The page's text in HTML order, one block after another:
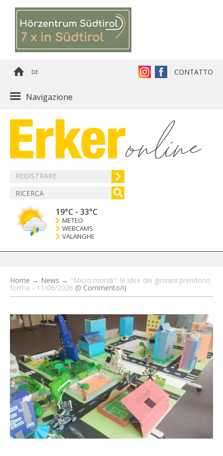
DE CONTATTO
Navigazione
REGISTRARE
19°C - 33°C
METEO
WEBCAMS
VALANGHE
Home → News → "Micro:mondi": le idee dei giovani prendono
forma - 11/06/2026 (0 Commento/i)